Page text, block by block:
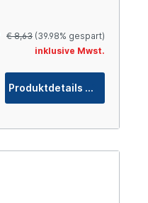
€ 8,63 (39.98% gespart)
inklusive Mwst.
Produktdetails